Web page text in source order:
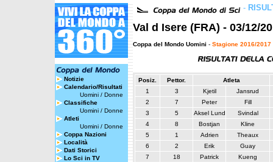
Notizie
Calendario/Risultati
Uomini / Donne
Classifiche
Uomini / Donne
Atleti
Uomini / Donne
Coppa Nazioni
Località
Dati Storici
Lo Sci in TV
-
Val d Isere (FRA) - 03/12/
Coppa del Mondo Uomini - Stagione 2016/2017
Posiz. Pettor.
Atleta
1
3 Kjetil
Jansrud
2
7 Peter
Fill
3
5 Aksel Lund
Svindal
4
8 Bostjan
Kline
5
1 Adrien
Theaux
6
2 Erik
Guay
7
18 Patrick
Kueng